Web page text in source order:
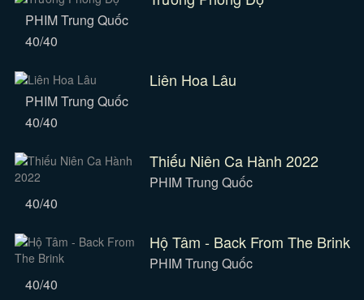
PHIM Trung Quốc
40/40
Liên Hoa Lâu
PHIM Trung Quốc
40/40
Thiếu Niên Ca Hành 2022
PHIM Trung Quốc
40/40
Hộ Tâm - Back From The Brink
PHIM Trung Quốc
40/40